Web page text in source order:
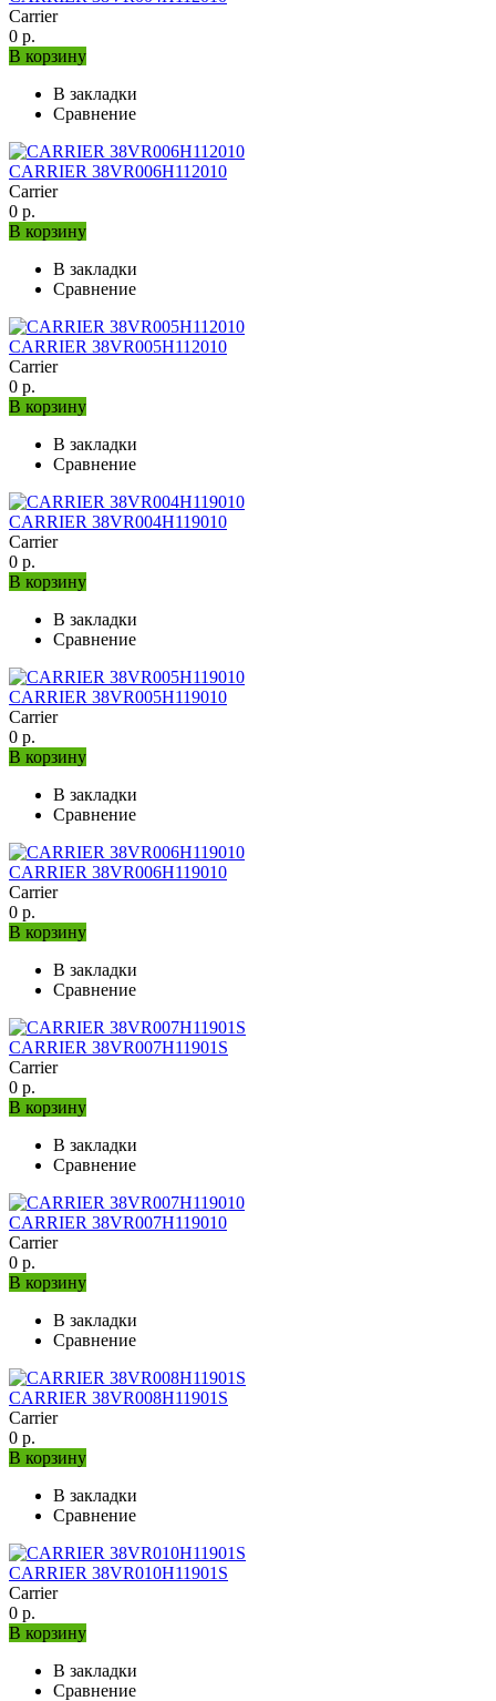
Carrier
0 р.
В корзину
В закладки
Сравнение
CARRIER 38VR006H112010
Carrier
0 р.
В корзину
В закладки
Сравнение
CARRIER 38VR005H112010
Carrier
0 р.
В корзину
В закладки
Сравнение
CARRIER 38VR004H119010
Carrier
0 р.
В корзину
В закладки
Сравнение
CARRIER 38VR005H119010
Carrier
0 р.
В корзину
В закладки
Сравнение
CARRIER 38VR006H119010
Carrier
0 р.
В корзину
В закладки
Сравнение
CARRIER 38VR007H11901S
Carrier
0 р.
В корзину
В закладки
Сравнение
CARRIER 38VR007H119010
Carrier
0 р.
В корзину
В закладки
Сравнение
CARRIER 38VR008H11901S
Carrier
0 р.
В корзину
В закладки
Сравнение
CARRIER 38VR010H11901S
Carrier
0 р.
В корзину
В закладки
Сравнение